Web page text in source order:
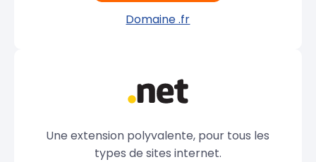
Domaine .fr
Une extension polyvalente, pour tous les
types de sites internet.